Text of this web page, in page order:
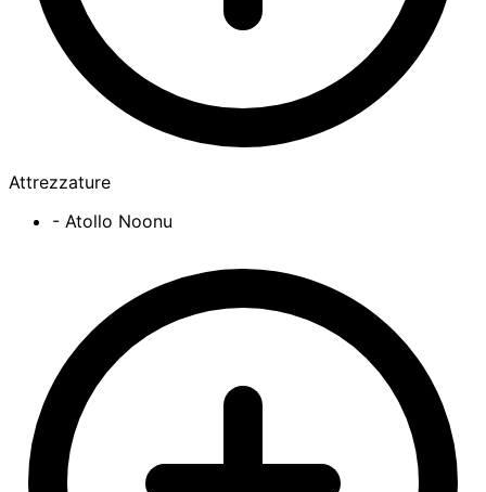
Attrezzature
- Atollo Noonu